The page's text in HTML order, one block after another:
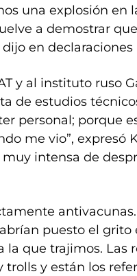
una explosión en
a demostrar
en declaraciones
y al instituto ruso
de estudios
personal; porque
me vio”, expresó
intensa de
puesto el grito
la que trajimos. Las
trolls y están los